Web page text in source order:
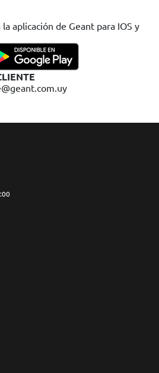
la aplicación de Geant para IOS y